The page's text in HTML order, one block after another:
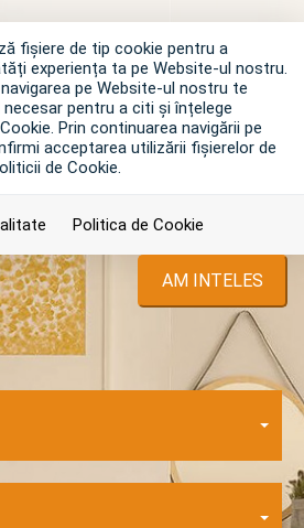
fişiere de tip cookie pentru a
experiența ta pe Website-ul nostru.
pe Website-ul nostru te
pentru a citi și înțelege
Prin continuarea navigării pe
acceptarea utilizării fişierelor de
de Cookie.
Politica de Cookie
AM INTELES